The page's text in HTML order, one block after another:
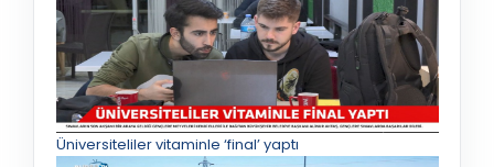
Üniversiteliler vitaminle ‘final’ yaptı